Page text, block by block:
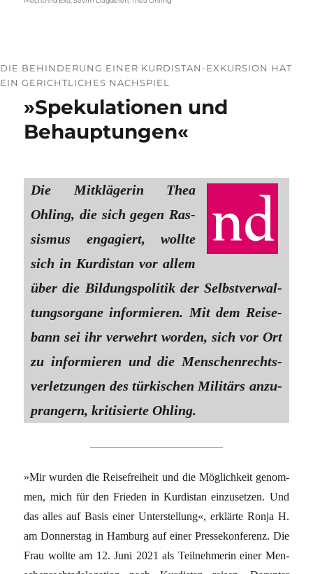
DIE BEHINDERUNG EINER KURDISTAN-EXKURSION HAT
EIN GERICHTLICHES NACHSPIEL
»Spekulationen und
Behauptungen«
Die Mit­klä­ge­rin Thea
Ohling, die sich gegen Ras­
sis­mus enga­giert, woll­te
sich in Kur­di­stan vor allem
über die Bil­dungs­po­li­tik der Selbst­ver­wal­
tungs­or­ga­ne infor­mie­ren. Mit dem Rei­se­
bann sei ihr ver­wehrt wor­den, sich vor Ort
zu infor­mie­ren und die Men­schen­rechts­
ver­let­zun­gen des tür­ki­schen Mili­tärs anzu­
pran­gern, kri­ti­sier­te Ohling.
»Mir wur­den die Rei­se­frei­heit und die Mög­lich­keit genom­
men, mich für den Frie­den in Kur­di­stan ein­zu­set­zen. Und
das alles auf Basis einer Unter­stel­lung«, erklär­te Ron­ja H.
am Don­ners­tag in Ham­burg auf einer Pres­se­kon­fe­renz. Die
Frau woll­te am 12. Juni 2021 als Teil­neh­me­rin einer Men­